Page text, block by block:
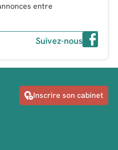
entre
Suivez-nous
Inscrire son cabinet